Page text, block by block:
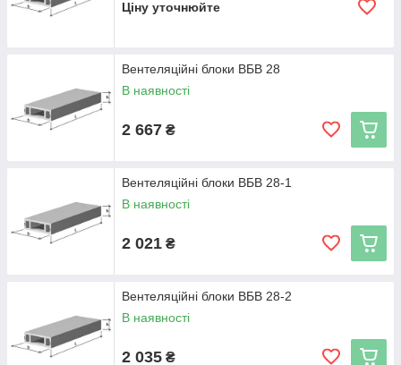
Ціну уточнюйте
Вентеляційні блоки ВБВ 28
В наявності
2 667 ₴
Вентеляційні блоки ВБВ 28-1
В наявності
2 021 ₴
Вентеляційні блоки ВБВ 28-2
В наявності
2 035 ₴